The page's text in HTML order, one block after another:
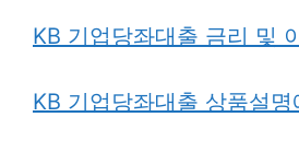
KB 기업당좌대출 금리 및
KB 기업당좌대출 상품설